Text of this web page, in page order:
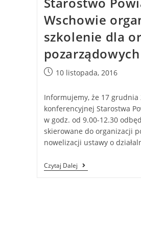
Wschowie
szkolenie dla
pozarządowych
10 listopada, 2016
Informujemy, że 17 grudnia
konferencyjnej Starostwa
w godz. od 9.00-12.30
skierowane do organizacji
nowelizacji ustawy o
Czytaj Dalej